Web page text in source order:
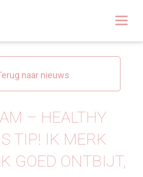
Over
Behandelingen
Tarieven 2026
Blog
naar nieuws
– HEALTHY
TIP! IK MERK
GOED ONTBIJT,